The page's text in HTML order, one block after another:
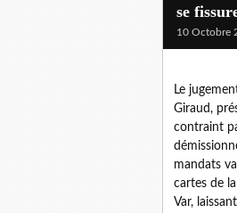
se
10 Octobre
Le
Giraud,
contraint
mandats
cartes de
Var,